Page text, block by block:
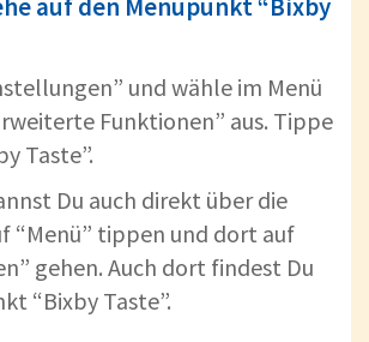
auf den Menüpunkt “Bixby
und wähle im Menü
Funktionen” aus. Tippe
Taste”.
Du auch direkt über die
“Menü” tippen und dort auf
gehen. Auch dort findest Du
“Bixby Taste”.